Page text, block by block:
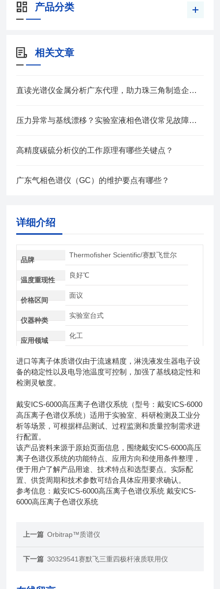
产品分类
相关文章
直读光谱仪金属分析广东代理，助力珠三角制造企业材料质控升级
压力异常与基线漂移？实验室液相色谱仪常见故障排查实战
高精度碳硫分析仪的工作原理有哪些关键点？
广东气相色谱仪（GC）的维护要点有哪些？
详细介绍
品牌
Thermofisher Scientific/赛默飞世尔
温度重现性
良好℃
价格区间
面议
仪器种类
实验室台式
应用领域
化工
进口等离子体质谱仪由于流速精度，淋洗液发生器电子设
备的稳定性以及电导池温度可控制，加强了基线稳定性和
检测灵敏度。
戴安ICS-6000高压离子色谱仪系统（型号：戴安ICS-6000
高压离子色谱仪系统）适用于实验室、科研检测及工业分
析等场景，可根据样品测试、过程监测和质量控制需求进
行配置。
该产品资料来源于原始页面信息，围绕戴安ICS-6000高压
离子色谱仪系统的功能特点、应用方向和使用条件整理，
便于用户了解产品用途、技术特点和选型要点。实际配
置、供货周期和技术参数可结合具体应用要求确认。
参考信息：戴安ICS-6000高压离子色谱仪系统 戴安ICS-
6000高压离子色谱仪系统
上一篇 Orbitrap™质谱仪
下一篇 30329541赛默飞三重四极杆液质联用仪